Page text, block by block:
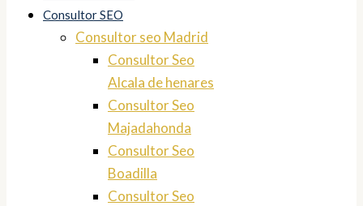
Consultor SEO
Consultor seo Madrid
Consultor Seo
Alcala de henares
Consultor Seo
Majadahonda
Consultor Seo
Boadilla
Consultor Seo